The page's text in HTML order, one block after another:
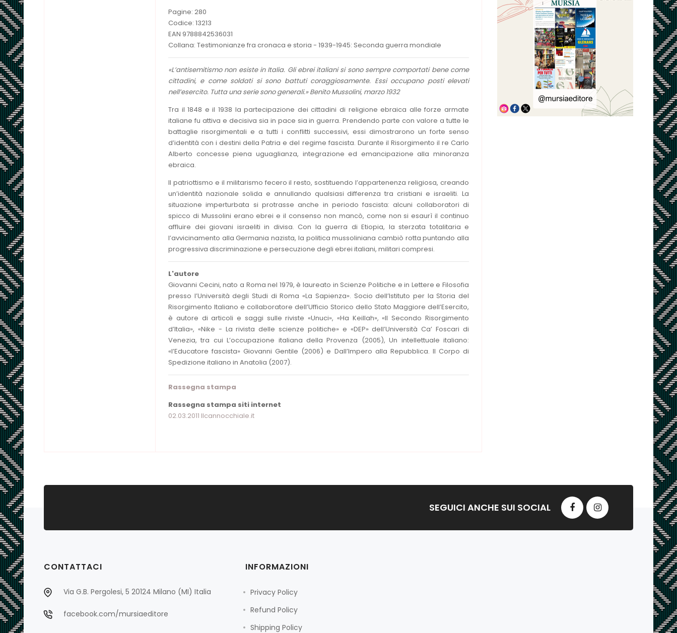
Pagine: 280
Codice: 13213
EAN 9788842536031
Collana: Testimonianze fra cronaca e storia - 1939-1945: Seconda guerra mondiale
«L’antisemitismo non esiste in Italia. Gli ebrei italiani si sono sempre comportati bene come
cittadini, e come soldati si sono battuti coraggiosamente. Essi occupano posti elevati
nell’esercito. Tutta una serie sono generali.» Benito Mussolini, marzo 1932
Tra il 1848 e il 1938 la partecipazione dei cittadini di religione ebraica alle forze armate
italiane fu attiva e decisiva sia in pace sia in guerra. Prendendo parte con valore a tutte le
battaglie risorgimentali e a tutti i conflitti successivi, essi dimostrarono un forte senso
d’identità con i destini della Patria e del regime fascista. Durante il Risorgimento il re Carlo
Alberto concesse piena uguaglianza, integrazione ed emancipazione alla minoranza
ebraica.
Il patriottismo e il militarismo fecero il resto, sostituendo l’appartenenza religiosa, creando
un’identità nazionale solida e annullando qualsiasi differenza tra cristiani e israeliti. La
situazione imperturbata si protrasse anche in periodo fascista: alcuni collaboratori di
spicco di Mussolini erano ebrei e il consenso non mancò, come non si esaurì il continuo
affluire dei giovani israeliti in divisa. Con la guerra di Etiopia, la sterzata totalitaria e
l’avvicinamento alla Germania nazista, la politica mussoliniana cambiò rotta puntando alla
progressiva discriminazione e persecuzione degli ebrei italiani, militari compresi.
L'autore
Giovanni Cecini, nato a Roma nel 1979, è laureato in Scienze Politiche e in Lettere e Filosofia
presso l’Università degli Studi di Roma «La Sapienza». Socio dell’Istituto per la Storia del
Risorgimento Italiano e collaboratore dell’Ufficio Storico dello Stato Maggiore dell’Esercito,
è autore di articoli e saggi sulle riviste «Unuci», «Ha Keillah», «Il Secondo Risorgimento
d’Italia», «Nike - La rivista delle scienze politiche» e «DEP» dell’Università Ca’ Foscari di
Venezia, tra cui L’occupazione italiana della Provenza (2005), Un intellettuale italiano:
«l’Educatore fascista» Giovanni Gentile (2006) e Dall’Impero alla Repubblica. Il Corpo di
Spedizione italiano in Anatolia (2007).
Rassegna stampa
Rassegna stampa siti internet
02.03.2011 Ilcannocchiale.it
SEGUICI ANCHE SUI SOCIAL
CONTATTACI
Via G.B. Pergolesi, 5 20124 Milano (MI) Italia
facebook.com/mursiaeditore
INFORMAZIONI
Privacy Policy
Refund Policy
Shipping Policy